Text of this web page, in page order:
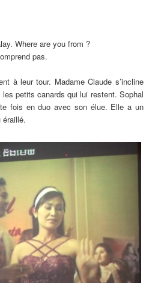
Where are you from ?
pas.
à leur tour. Madame Claude s’incline
petits canards qui lui restent. Sophal
fois en duo avec son élue. Elle a un
éraillé.